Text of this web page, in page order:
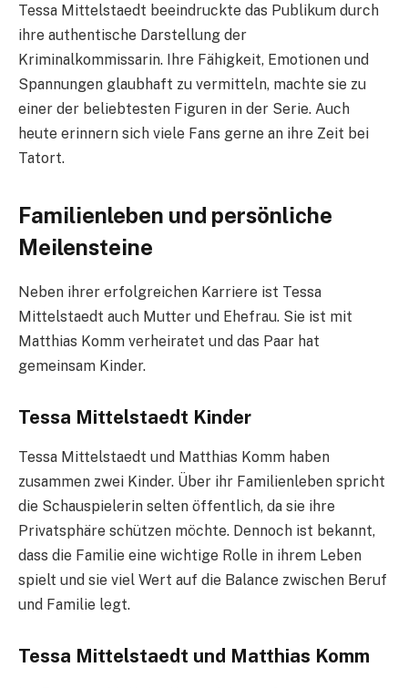
Tessa Mittelstaedt beeindruckte das Publikum durch
ihre authentische Darstellung der
Kriminalkommissarin. Ihre Fähigkeit, Emotionen und
Spannungen glaubhaft zu vermitteln, machte sie zu
einer der beliebtesten Figuren in der Serie. Auch
heute erinnern sich viele Fans gerne an ihre Zeit bei
Tatort.
Familienleben und persönliche
Meilensteine
Neben ihrer erfolgreichen Karriere ist Tessa
Mittelstaedt auch Mutter und Ehefrau. Sie ist mit
Matthias Komm verheiratet und das Paar hat
gemeinsam Kinder.
Tessa Mittelstaedt Kinder
Tessa Mittelstaedt und Matthias Komm haben
zusammen zwei Kinder. Über ihr Familienleben spricht
die Schauspielerin selten öffentlich, da sie ihre
Privatsphäre schützen möchte. Dennoch ist bekannt,
dass die Familie eine wichtige Rolle in ihrem Leben
spielt und sie viel Wert auf die Balance zwischen Beruf
und Familie legt.
Tessa Mittelstaedt und Matthias Komm